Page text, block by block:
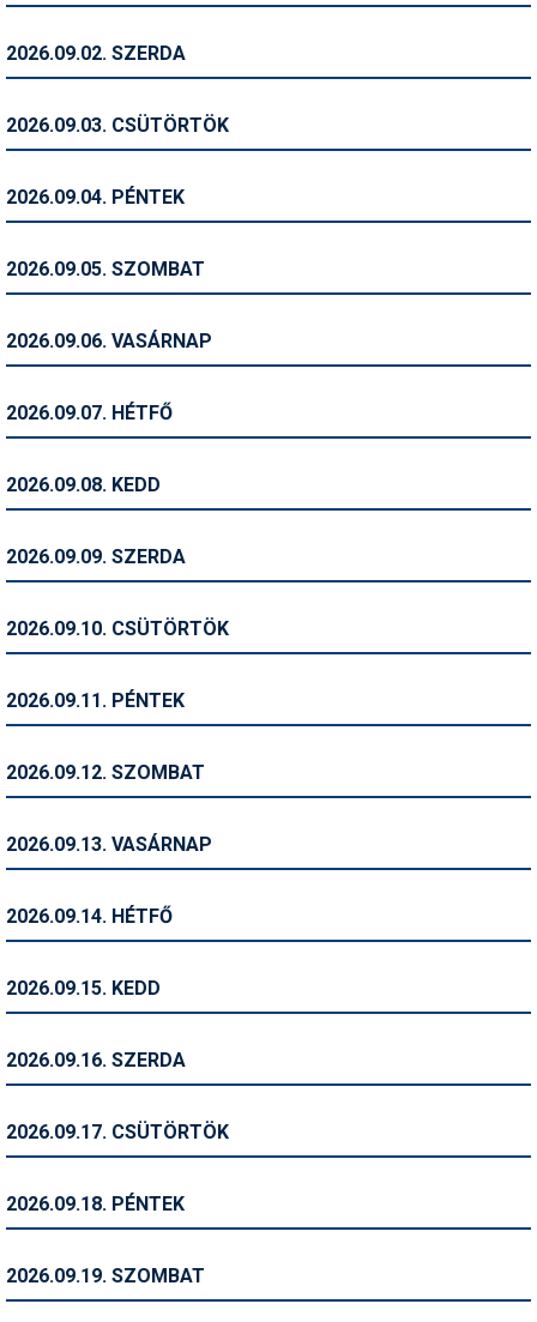
Ingatlan
Kerékpár
Magazinok
Pályázatok
Síbérletárak
Sífelszerelés
Símánia
Síszerviz
Snowboard
2026.09.02. SZERDA
2026.09.03. CSÜTÖRTÖK
2026.09.04. PÉNTEK
2026.09.05. SZOMBAT
2026.09.06. VASÁRNAP
2026.09.07. HÉTFŐ
2026.09.08. KEDD
2026.09.09. SZERDA
2026.09.10. CSÜTÖRTÖK
2026.09.11. PÉNTEK
2026.09.12. SZOMBAT
2026.09.13. VASÁRNAP
2026.09.14. HÉTFŐ
2026.09.15. KEDD
2026.09.16. SZERDA
2026.09.17. CSÜTÖRTÖK
2026.09.18. PÉNTEK
2026.09.19. SZOMBAT